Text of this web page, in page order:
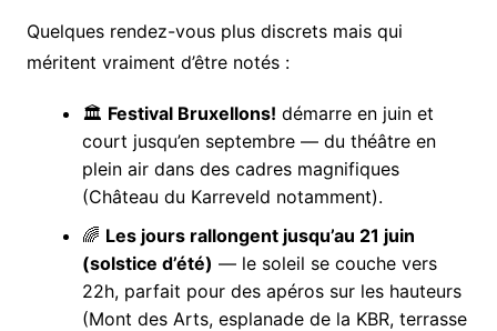
Quelques rendez-vous plus discrets mais qui
méritent vraiment d’être notés :
🏛️ Festival Bruxellons! démarre en juin et
court jusqu’en septembre — du théâtre en
plein air dans des cadres magnifiques
(Château du Karreveld notamment).
🌈 Les jours rallongent jusqu’au 21 juin
(solstice d’été) — le soleil se couche vers
22h, parfait pour des apéros sur les hauteurs
(Mont des Arts, esplanade de la KBR, terrasse